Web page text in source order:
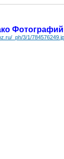
Фотографий
_ph/3/1/